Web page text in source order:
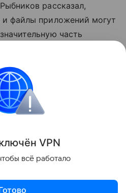
рассказал,
файлы приложений могут
часть
Поделиться
ён VPN
всё работало